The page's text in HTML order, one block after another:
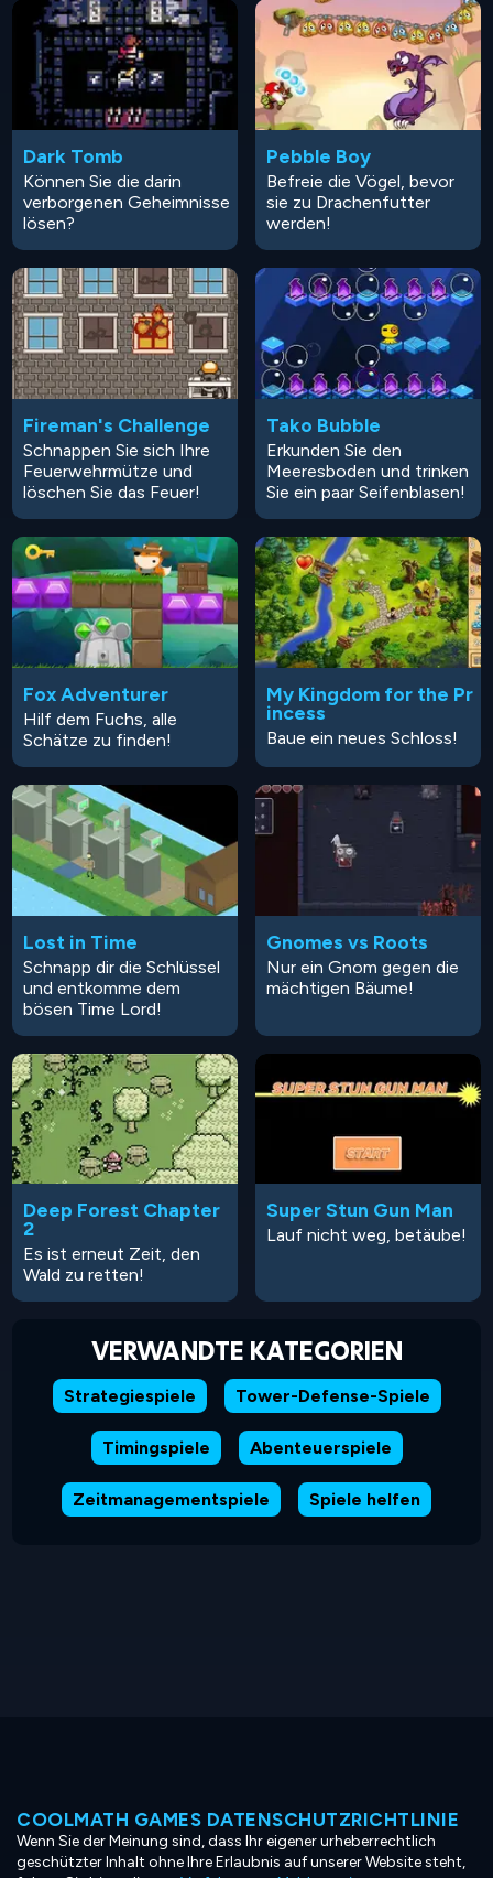
Dark Tomb
Können Sie die darin
verborgenen Geheimnisse
lösen?
Pebble Boy
Befreie die Vögel, bevor
sie zu Drachenfutter
werden!
Fireman's Challenge
Schnappen Sie sich Ihre
Feuerwehrmütze und
löschen Sie das Feuer!
Tako Bubble
Erkunden Sie den
Meeresboden und trinken
Sie ein paar Seifenblasen!
Fox Adventurer
Hilf dem Fuchs, alle
Schätze zu finden!
My Kingdom for the Pr
incess
Baue ein neues Schloss!
Lost in Time
Schnapp dir die Schlüssel
und entkomme dem
bösen Time Lord!
Gnomes vs Roots
Nur ein Gnom gegen die
mächtigen Bäume!
Deep Forest Chapter
2
Es ist erneut Zeit, den
Wald zu retten!
Super Stun Gun Man
Lauf nicht weg, betäube!
VERWANDTE KATEGORIEN
Strategiespiele Tower-Defense-Spiele
Timingspiele Abenteuerspiele
Zeitmanagementspiele Spiele helfen
COOLMATH GAMES DATENSCHUTZRICHTLINIE
Wenn Sie der Meinung sind, dass Ihr eigener urheberrechtlich
geschützter Inhalt ohne Ihre Erlaubnis auf unserer Website steht,